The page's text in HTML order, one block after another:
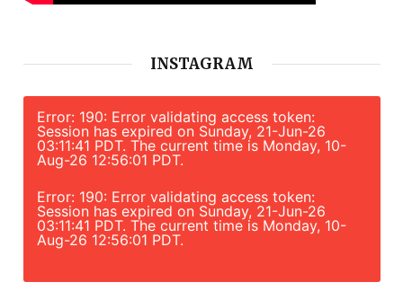
INSTAGRAM
Error: 190: Error validating access token:
Session has expired on Sunday, 21-Jun-26
03:11:41 PDT. The current time is Monday, 10-
Aug-26 12:56:01 PDT.
Error: 190: Error validating access token:
Session has expired on Sunday, 21-Jun-26
03:11:41 PDT. The current time is Monday, 10-
Aug-26 12:56:01 PDT.